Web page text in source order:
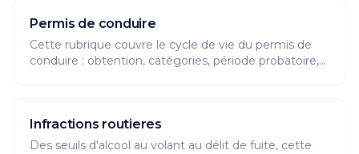
Permis de conduire
Cette rubrique couvre le cycle de vie du permis de
conduire : obtention, catégories, période probatoire,
fabrication du permis, quels documents fournir,
comment récupérer des points ou échanger un
Infractions routieres
Des seuils d'alcool au volant au délit de fuite, cette